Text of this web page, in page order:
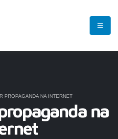
na
PROPAGANDA NA INTERNET